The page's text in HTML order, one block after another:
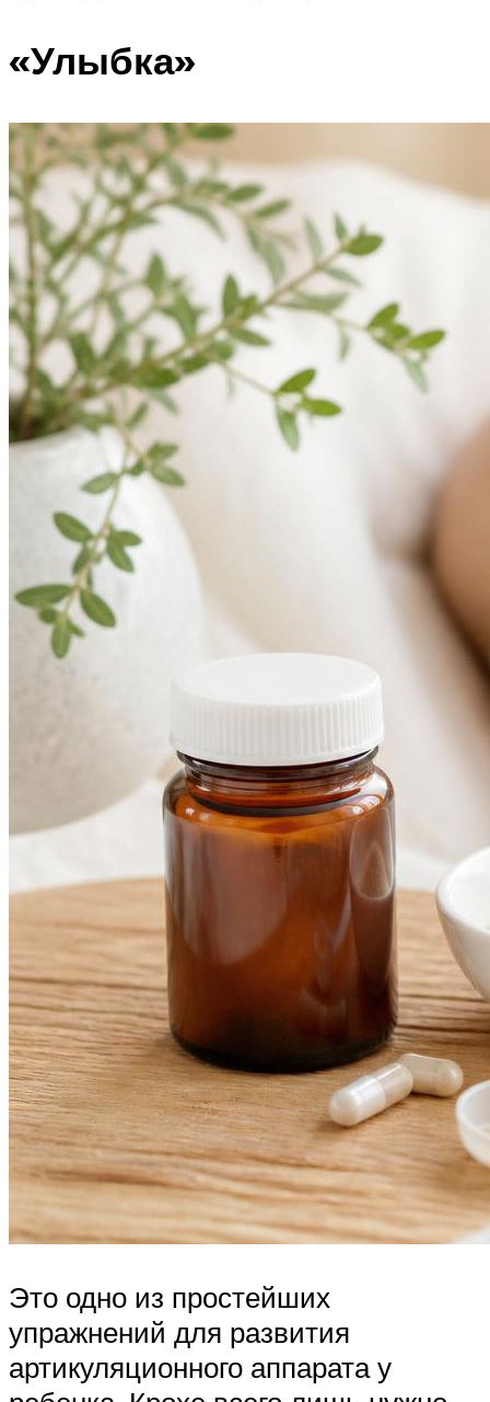
«Улыбка»
Это одно из простейших
упражнений для развития
артикуляционного аппарата у